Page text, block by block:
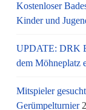
Kostenloser
Kinder und
UPDATE: DRK
dem Möhneplatz
Mitspieler
Gerümpelturnier